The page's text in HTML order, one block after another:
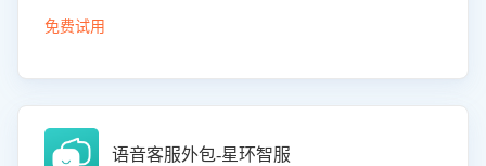
免费试用
语音客服外包-星环智服